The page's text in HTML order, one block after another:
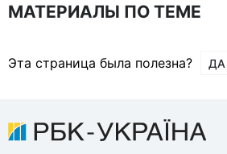
МАТЕРИАЛЫ ПО ТЕМЕ
Эта страница была полезна? ДА